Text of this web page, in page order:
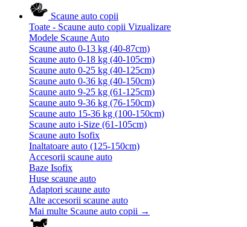
Scaune auto copii
Toate - Scaune auto copii Vizualizare
Modele Scaune Auto
Scaune auto 0-13 kg (40-87cm)
Scaune auto 0-18 kg (40-105cm)
Scaune auto 0-25 kg (40-125cm)
Scaune auto 0-36 kg (40-150cm)
Scaune auto 9-25 kg (61-125cm)
Scaune auto 9-36 kg (76-150cm)
Scaune auto 15-36 kg (100-150cm)
Scaune auto i-Size (61-105cm)
Scaune auto Isofix
Inaltatoare auto (125-150cm)
Accesorii scaune auto
Baze Isofix
Huse scaune auto
Adaptori scaune auto
Alte accesorii scaune auto
Mai multe Scaune auto copii →